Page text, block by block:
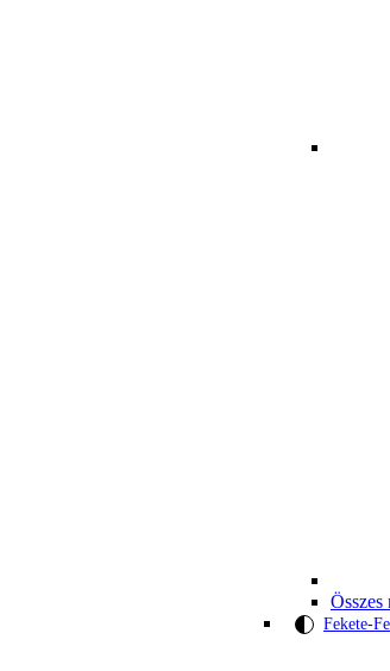
Összes
Fekete-